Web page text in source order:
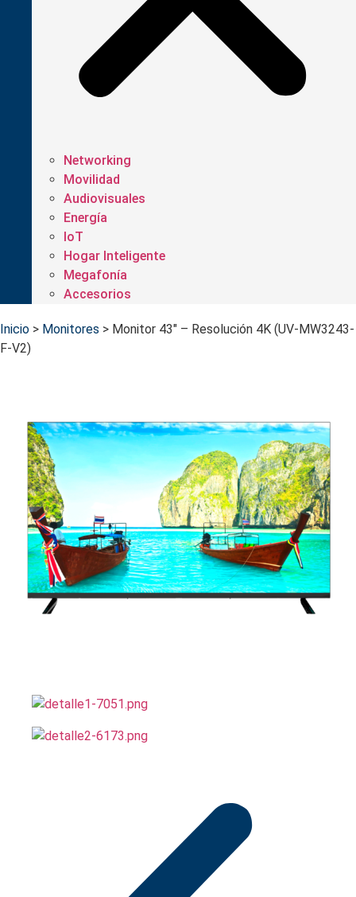
Networking
Movilidad
Audiovisuales
Energía
IoT
Hogar Inteligente
Megafonía
Accesorios
Inicio > Monitores > Monitor 43" – Resolución 4K (UV-MW3243-
F-V2)